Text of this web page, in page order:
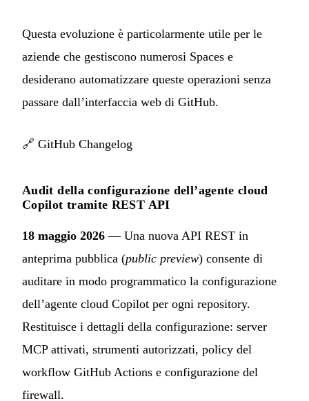
Questa evoluzione è particolarmente utile per le
aziende che gestiscono numerosi Spaces e
desiderano automatizzare queste operazioni senza
passare dall’interfaccia web di GitHub.
🔗 GitHub Changelog
Audit della configurazione dell’agente cloud
Copilot tramite REST API
18 maggio 2026 — Una nuova API REST in
anteprima pubblica (public preview) consente di
auditare in modo programmatico la configurazione
dell’agente cloud Copilot per ogni repository.
Restituisce i dettagli della configurazione: server
MCP attivati, strumenti autorizzati, policy del
workflow GitHub Actions e configurazione del
firewall.